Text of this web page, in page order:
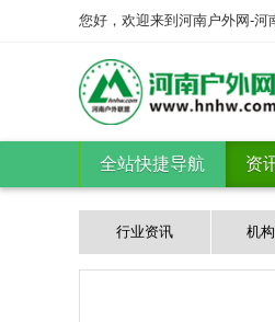
您好，欢迎来到河南户外网-
全站快捷导航 资
行业资讯 机